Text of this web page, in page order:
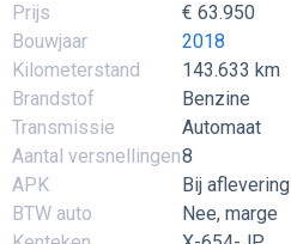
Prijs
€ 63.950
Bouwjaar
2018
Kilometerstand
143.633 km
Brandstof
Benzine
Transmissie
Automaat
Aantal versnellingen8
APK
Bij aflevering
BTW auto
Nee, marge